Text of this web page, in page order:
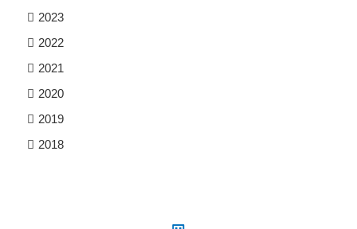
2023
2022
2021
2020
2019
2018